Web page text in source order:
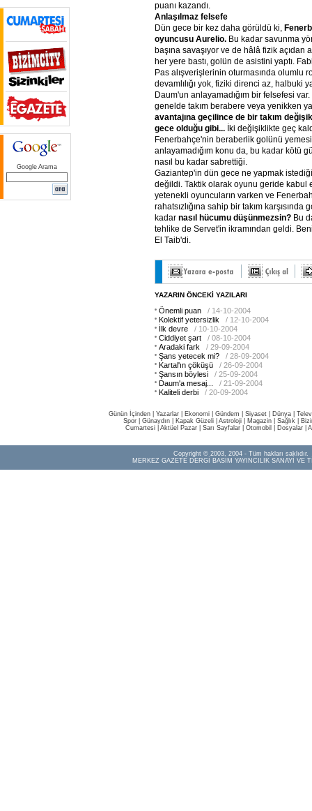
Google Arama
puanı kazandı.
Anlaşılmaz felsefe
Dün gece bir kez daha görüldü ki,
oyuncusu Aurelio. Bu kadar savunma
başına savaşıyor ve de hâlâ fizik açıdan
her yere bastı, golün de asistini yaptı.
Pas alışverişlerinin oturmasında olumlu
devamlılığı yok, fiziki direnci az, halbuki
Daum'un anlayamadığım bir felsefesi
genelde takım berabere veya yenikken
avantajına geçilince de bir takım
gece olduğu gibi... İki değişiklikte geç
Fenerbahçe'nin beraberlik golünü
anlayamadığım konu da, bu kadar kötü
nasıl bu kadar sabrettiği.
Gaziantep'in dün gece ne yapmak
değildi. Taktik olarak oyunu geride kabul
yetenekli oyuncuların varken ve
rahatsızlığına sahip bir takım
kadar nasıl hücumu düşünmezsin? Bu
tehlike de Servet'in ikramından geldi.
El Taib'di.
YAZARIN ÖNCEKİ YAZILARI
Önemli puan
/ 14-10-2004
Kolektif yetersizlik
/ 12-10-2004
İlk devre
/ 10-10-2004
Ciddiyet şart
/ 08-10-2004
Aradaki fark
/ 29-09-2004
Şans yetecek mi?
/ 28-09-2004
Kartal'ın çöküşü
/ 26-09-2004
Şansın böylesi
/ 25-09-2004
Daum'a mesaj...
/ 21-09-2004
Kaliteli derbi
/ 20-09-2004
Günün İçinden Yazarlar Ekonomi Gündem Siyaset Dünya |
Spor
Günaydın Kapak Güzeli Astroloji Magazin Sağlık
Cumartesi| Aktüel Pazar| Sarı Sayfalar| Otomobil Dosyalar|
Copyright © 2003, 2004 - Tüm hakları saklıdır.
MERKEZ GAZETE DERGİ BASIM YAYINCILIK SANAYİ VE